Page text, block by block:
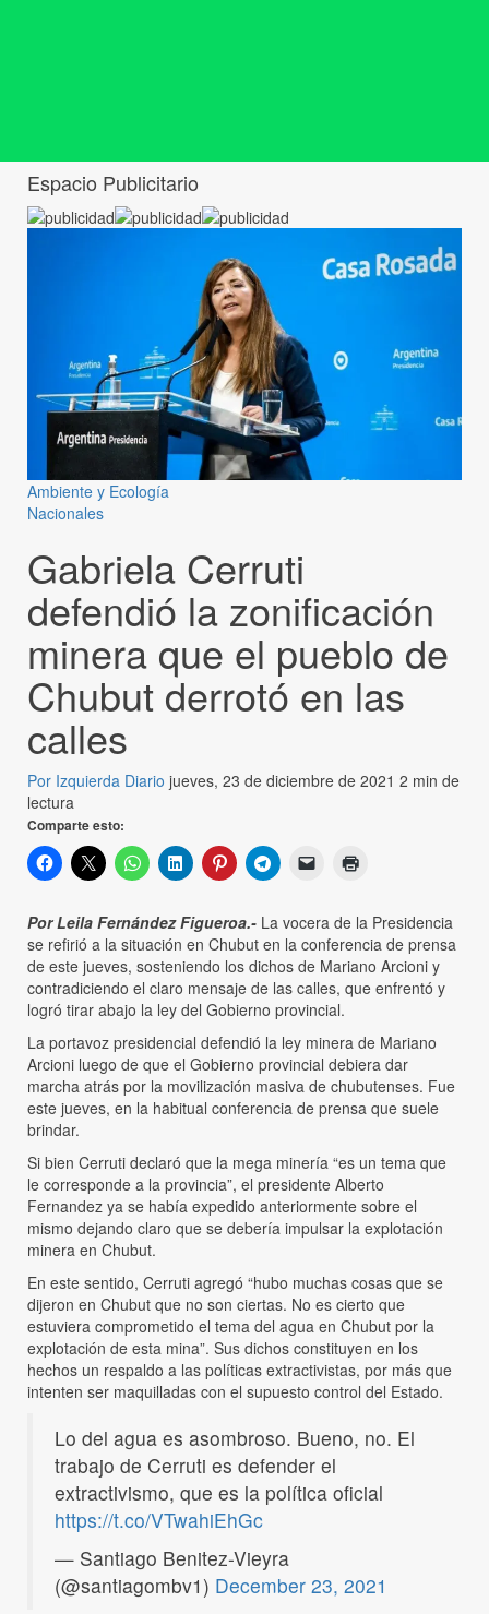
Espacio Publicitario
Ambiente y Ecología
Nacionales
Gabriela Cerruti
defendió la zonificación
minera que el pueblo de
Chubut derrotó en las
calles
Por Izquierda Diario jueves, 23 de diciembre de 2021 2 min de
lectura
Comparte esto:
Por Leila Fernández Figueroa.- La vocera de la Presidencia
se refirió a la situación en Chubut en la conferencia de prensa
de este jueves, sosteniendo los dichos de Mariano Arcioni y
contradiciendo el claro mensaje de las calles, que enfrentó y
logró tirar abajo la ley del Gobierno provincial.
La portavoz presidencial defendió la ley minera de Mariano
Arcioni luego de que el Gobierno provincial debiera dar
marcha atrás por la movilización masiva de chubutenses. Fue
este jueves, en la habitual conferencia de prensa que suele
brindar.
Si bien Cerruti declaró que la mega minería “es un tema que
le corresponde a la provincia”, el presidente Alberto
Fernandez ya se había expedido anteriormente sobre el
mismo dejando claro que se debería impulsar la explotación
minera en Chubut.
En este sentido, Cerruti agregó “hubo muchas cosas que se
dijeron en Chubut que no son ciertas. No es cierto que
estuviera comprometido el tema del agua en Chubut por la
explotación de esta mina”. Sus dichos constituyen en los
hechos un respaldo a las políticas extractivistas, por más que
intenten ser maquilladas con el supuesto control del Estado.
Lo del agua es asombroso. Bueno, no. El
trabajo de Cerruti es defender el
extractivismo, que es la política oficial
https://t.co/VTwahiEhGc
— Santiago Benitez-Vieyra
(@santiagombv1) December 23, 2021